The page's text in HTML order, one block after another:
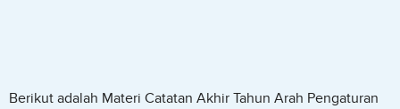
Berikut adalah Materi Catatan Akhir Tahun Arah Pengaturan